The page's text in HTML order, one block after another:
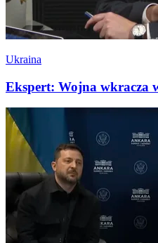
Ukraina
Ekspert: Wojna wkracza